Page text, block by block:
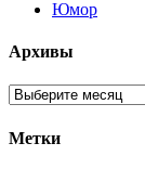
Юмор
Архивы
Архивы
Метки